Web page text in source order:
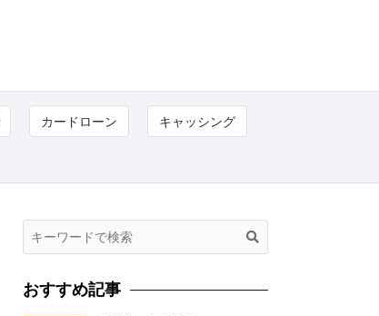
カードローン キャッシング
おすすめ記事